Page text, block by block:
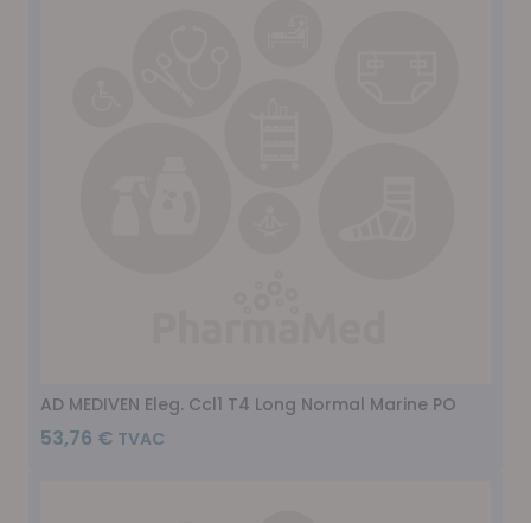
AD MEDIVEN Eleg. Ccl1 T4 Long Normal Marine PO
53,76 €